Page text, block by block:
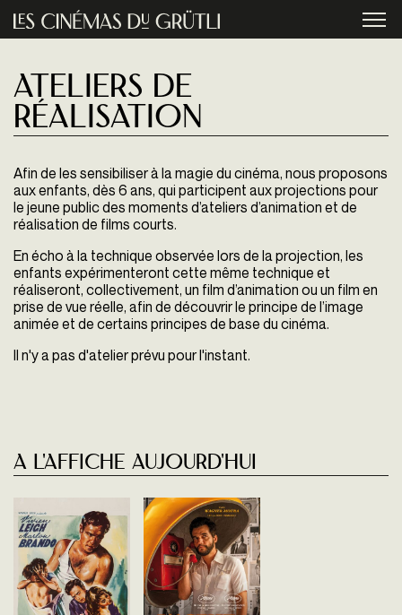
Aller au contenu principal
Ateliers de
réalisation
Afin de les sensibiliser à la magie du cinéma, nous proposons
aux enfants, dès 6 ans, qui participent aux projections pour
le jeune public des moments d’ateliers d’animation et de
réalisation de films courts.
En écho à la technique observée lors de la projection, les
enfants expérimenteront cette même technique et
réaliseront, collectivement, un film d’animation ou un film en
prise de vue réelle, afin de découvrir le principe de l’image
animée et de certains principes de base du cinéma.
Il n'y a pas d'atelier prévu pour l'instant.
A l'affiche aujourd'hui